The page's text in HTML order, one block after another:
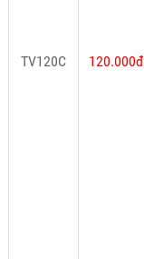
TV120C 120.000đ